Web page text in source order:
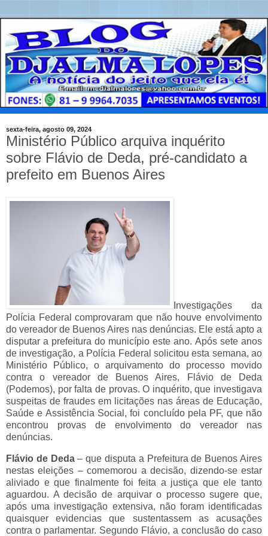
sexta-feira, agosto 09, 2024
Ministério Público arquiva inquérito
sobre Flávio de Deda, pré-candidato a
prefeito em Buenos Aires
Investigações da
Polícia Federal comprovaram que não houve envolvimento
do vereador de Buenos Aires nas denúncias. Ele está apto a
disputar a prefeitura do município este ano. Após sete anos
de investigação, a Polícia Federal solicitou esta semana, ao
Ministério Público, o arquivamento do processo movido
contra o vereador de Buenos Aires, Flávio de Deda
(Podemos), por falta de provas. O inquérito, que investigava
suspeitas de fraudes em licitações nas áreas de Educação,
Saúde e Assistência Social, foi concluído pela PF, que não
encontrou provas de envolvimento do vereador nas
denúncias.
Flávio de Deda– que disputa a Prefeitura de Buenos Aires
nestas eleições – comemorou a decisão, dizendo-se estar
aliviado e que finalmente foi feita a justiça que ele tanto
aguardou. A decisão de arquivar o processo sugere que,
após uma investigação extensiva, não foram identificadas
quaisquer evidencias que sustentassem as acusações
contra o parlamentar. Segundo Flávio, a conclusão do caso